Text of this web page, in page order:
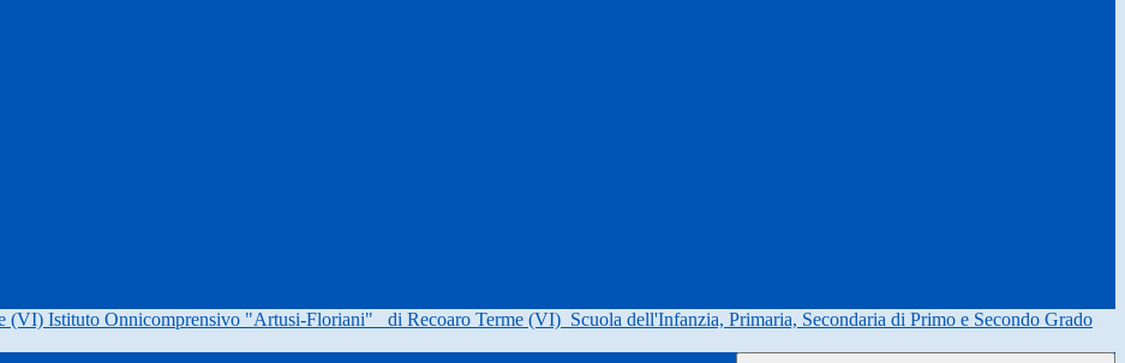
Istituto Onnicomprensivo "Artusi-Floriani" di Recoaro Terme (VI) Scuola dell'Infanzia, Primaria, Secondaria di Primo e Secondo Grado